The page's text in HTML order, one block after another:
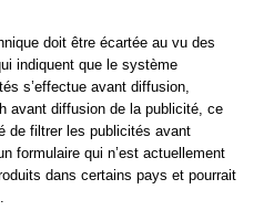
doit être écartée au vu des
indiquent que le système
s’effectue avant diffusion,
avant diffusion de la publicité, ce
de filtrer les publicités avant
formulaire qui n’est actuellement
dans certains pays et pourrait